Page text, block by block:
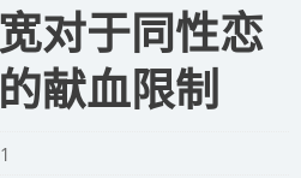
对于同性恋
献血限制